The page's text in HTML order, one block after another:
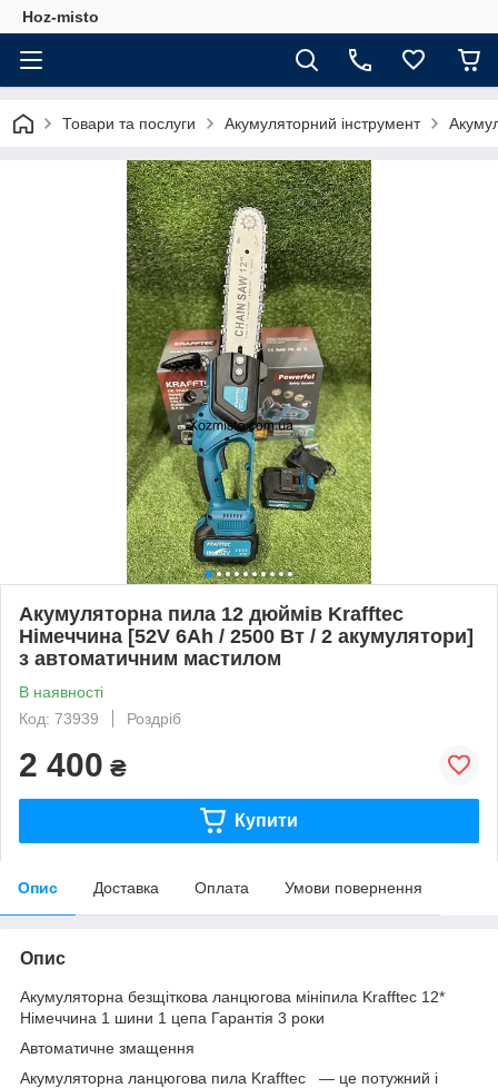
Hoz-misto
Товари та послуги Акумуляторний інструмент
Акумуляторна пила 12 дюймів Krafftec
Німеччина [52V 6Ah / 2500 Вт / 2 акумулятори]
з автоматичним мастилом
В наявності
Код: 73939
Роздріб
2 400 ₴
Купити
Опис Доставка Оплата Умови повернення
Опис
Акумуляторна безщіткова ланцюгова мініпила Krafftec 12*
Німеччина 1 шини 1 цепа Гарантія 3 роки
Автоматичне змащення
Акумуляторна ланцюгова пила Krafftec — це потужний і